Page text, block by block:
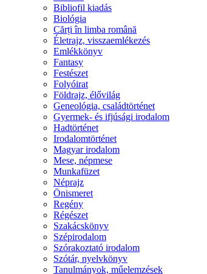
Bibliofil kiadás
Biológia
Cărți în limba română
Életrajz, visszaemlékezés
Emlékkönyv
Fantasy
Festészet
Folyóirat
Földrajz, élővilág
Geneológia, családtörténet
Gyermek- és ifjúsági irodalom
Hadtörténet
Irodalomtörténet
Magyar irodalom
Mese, népmese
Munkafüzet
Néprajz
Önismeret
Regény
Régészet
Szakácskönyv
Szépirodalom
Szórakoztató irodalom
Szótár, nyelvkönyv
Tanulmányok, műelemzések